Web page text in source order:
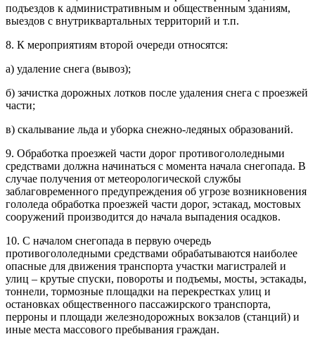
подъездов к административным и общественным зданиям,
выездов с внутриквартальных территорий и т.п.
8. К мероприятиям второй очереди относятся:
а) удаление снега (вывоз);
б) зачистка дорожных лотков после удаления снега с проезжей
части;
в) скалывание льда и уборка снежно-ледяных образований.
9. Обработка проезжей части дорог противогололедными
средствами должна начинаться с момента начала снегопада. В
случае получения от метеорологической службы
заблаговременного предупреждения об угрозе возникновения
гололеда обработка проезжей части дорог, эстакад, мостовых
сооружений производится до начала выпадения осадков.
10. С началом снегопада в первую очередь
противогололедными средствами обрабатываются наиболее
опасные для движения транспорта участки магистралей и
улиц – крутые спуски, повороты и подъемы, мосты, эстакады,
тоннели, тормозные площадки на перекрестках улиц и
остановках общественного пассажирского транспорта,
перроны и площади железнодорожных вокзалов (станций) и
иные места массового пребывания граждан.